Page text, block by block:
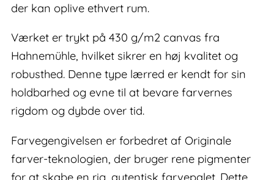
der kan oplive ethvert rum.
Værket er trykt på 430 g/m2 canvas fra
Hahnemühle, hvilket sikrer en høj kvalitet og
robusthed. Denne type lærred er kendt for sin
holdbarhed og evne til at bevare farvernes
rigdom og dybde over tid.
Farvegengivelsen er forbedret af Originale
farver-teknologien, der bruger rene pigmenter
for at skabe en rig, autentisk farvepalet. Dette